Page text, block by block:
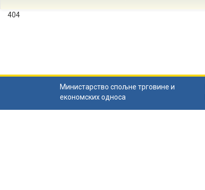
404
Министарство спољне трговине и
економских односа